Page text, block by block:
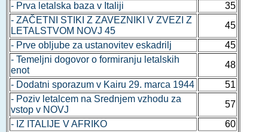
- Prva letalska baza v Italiji
35
- ZAČETNI STIKI Z ZAVEZNIKI V ZVEZI Z
LETALSTVOM NOVJ 45
45
- Prve obljube za ustanovitev eskadrilj
45
- Temeljni dogovor o formiranju letalskih
enot
48
- Dodatni sporazum v Kairu 29. marca 1944
51
- Poziv letalcem na Srednjem vzhodu za
vstop v NOVJ
57
- IZ ITALIJE V AFRIKO
60